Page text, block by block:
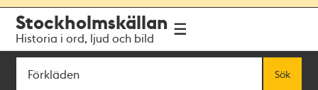
navigationen
huvudinnehållet
Stockholmskällan
Historia i ord, ljud och bild
Sök
Sök